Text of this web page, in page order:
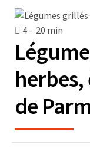
4 - 20 min
de